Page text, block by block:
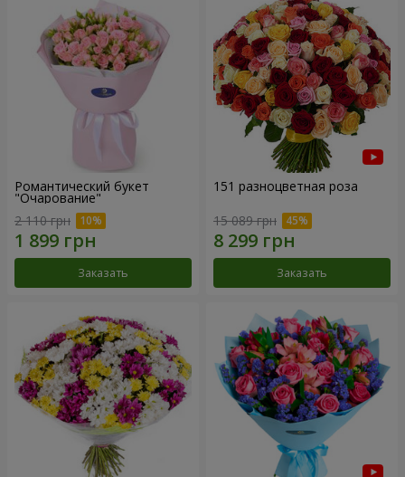
Романтический букет
"Очарование"
2 110 грн
Заказать
151 разноцветная роза
15 089 грн
Заказать